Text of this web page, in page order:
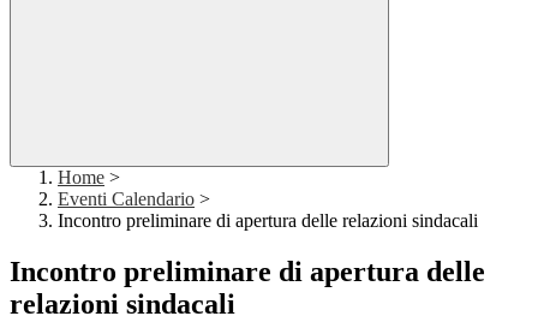
Home >
Eventi Calendario >
Incontro preliminare di apertura delle relazioni sindacali
Incontro preliminare di apertura delle
relazioni sindacali